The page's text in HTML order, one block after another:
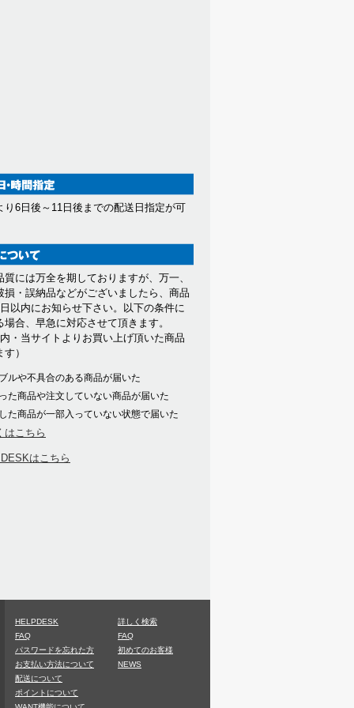
り6日後～11日後までの配送日指定が可
質には万全を期しておりますが、万一、
損・誤納品などがございましたら、商品
以内にお知らせ下さい。以下の条件に
場合、早急に対応させて頂きます。
・当サイトよりお買い上げ頂いた商品
）
ルや不具合のある商品が届いた
た商品や注文していない商品が届いた
た商品が一部入っていない状態で届いた
こちら
はこちら
HELPDESK
FAQ
パスワードを忘れた方
お支払い方法について
配送について
ポイントについて
詳しく検索
FAQ
初めてのお客様
NEWS